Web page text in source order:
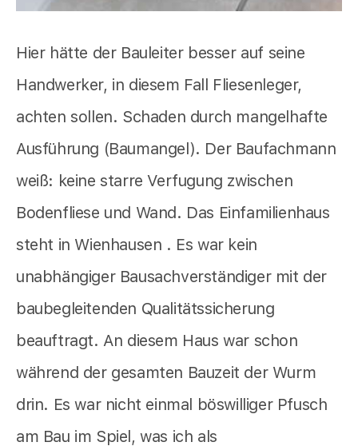
Hier hätte der Bauleiter besser auf seine
Handwerker, in diesem Fall Fliesenleger,
achten sollen. Schaden durch mangelhafte
Ausführung (Baumangel). Der Baufachmann
weiß: keine starre Verfugung zwischen
Bodenfliese und Wand. Das Einfamilienhaus
steht in Wienhausen . Es war kein
unabhängiger Bausachverständiger mit der
baubegleitenden Qualitätssicherung
beauftragt. An diesem Haus war schon
während der gesamten Bauzeit der Wurm
drin. Es war nicht einmal böswilliger Pfusch
am Bau im Spiel, was ich als